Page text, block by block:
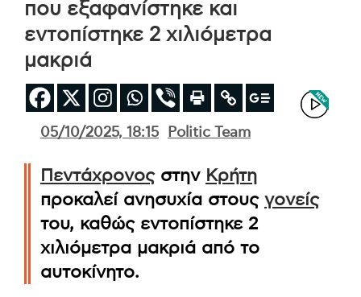
που εξαφανίστηκε και
εντοπίστηκε 2 χιλιόμετρα
μακριά
05/10/2025, 18:15 Politic Team
Πεντάχρονοςστην Κρήτη
προκαλεί ανησυχία στους γονείς
του, καθώς εντοπίστηκε 2
χιλιόμετρα μακριά από το
αυτοκίνητο.